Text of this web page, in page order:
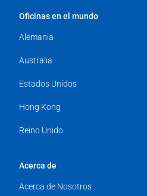
Oficinas en el mundo
Alemania
Australia
Estados Unidos
Hong Kong
Reino Unido
Acerca de
Acerca de Nosotros